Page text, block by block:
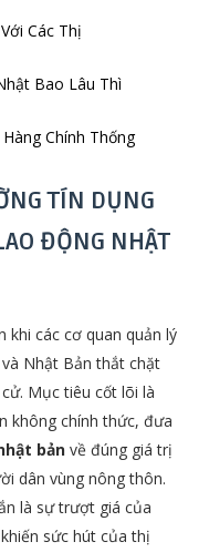
Các Thị
Bao Lâu Thì
Chính Thống
TÍN DỤNG
ĐỘNG NHẬT
khi các cơ quan quản lý
Nhật Bản thắt chặt
Mục tiêu cốt lõi là
không chính thức, đưa
bảnvề đúng giá trị
dân vùng nông thôn.
là sự trượt giá của
sức hút của thị